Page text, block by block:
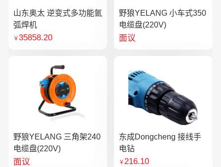
山东奥太 逆变式多功能氩
弧焊机
￥35858.20
野狼YELANG 小车式350
电缆盘(220V)
面议
野狼YELANG 三角架240
电缆盘(220V)
面议
东成Dongcheng 接线手
电钻
￥216.10